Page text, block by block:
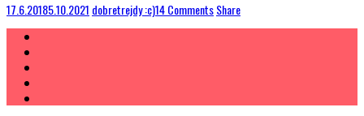
17.6.20185.10.2021 dobretrejdy :c)14 CommentsShare